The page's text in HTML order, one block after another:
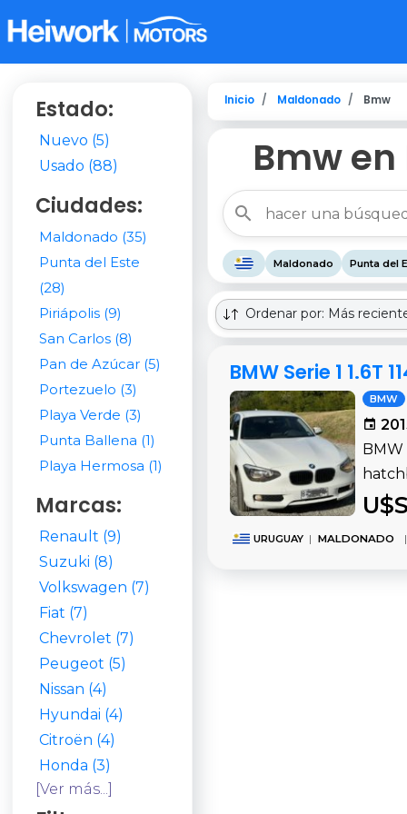
Estado:
Nuevo (5)
Usado (88)
Ciudades:
Maldonado (35)
Punta del Este
(28)
Piriápolis (9)
San Carlos (8)
Pan de Azúcar (5)
Portezuelo (3)
Playa Verde (3)
Punta Ballena (1)
Playa Hermosa (1)
Marcas:
Renault (9)
Suzuki (8)
Volkswagen (7)
Fiat (7)
Chevrolet (7)
Peugeot (5)
Nissan (4)
Hyundai (4)
Citroën (4)
Honda (3)
[Ver más...]
Inicio Maldonado Bmw
Bmw
Maldonado Punta del
Ordenar por: Más
BMW Serie 1 1.6T
BMW
BMW
URUGUAY | MALDONADO |